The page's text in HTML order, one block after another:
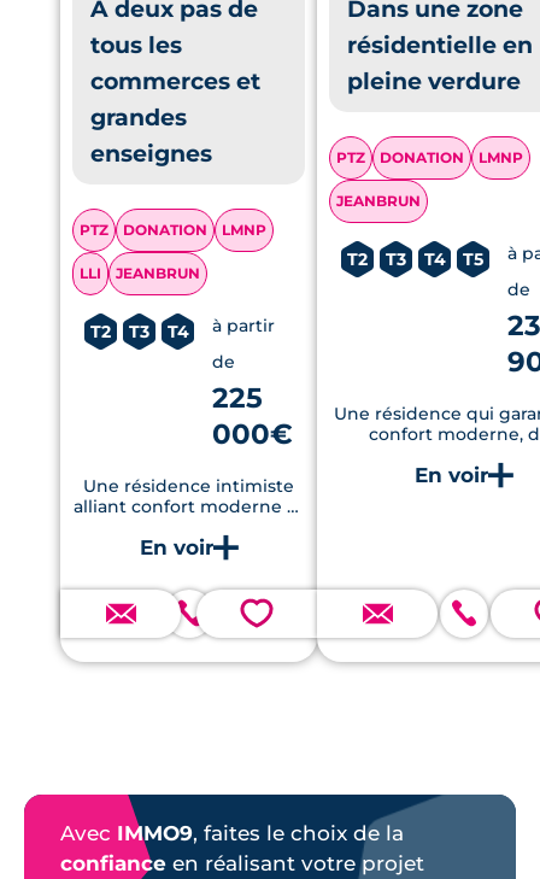
À deux pas de
tous les
commerces et
grandes
enseignes
PTZ DONATION LMNP
LLI JEANBRUN
T2 T3 T4
à partir
de
225
000€
Une résidence intimiste
alliant confort moderne et
énergétiques
💗
Dans une zone
résidentielle en
pleine verdure
PTZ DONATION LMNP
JEANBRUN
T2 T3 T4 T5
à
de
Une résidence qui
confort moderne,
renforcées et un
tourné vers la
Avec IMMO9, faites le choix de la
confiance en réalisant votre projet